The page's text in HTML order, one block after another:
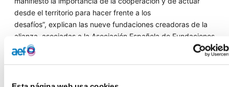
desde el territorio para hacer frente a los
desafíos”, explican las nueve fundaciones creadoras de la
alianza, asociadas a la Asociación Española de Fundaciones
(AEF).Una relación que, subraya
Rosa Gallego, directora de
Relaciones Internacionales y Fundaciones Comunitarias de
valor de la confianza, en este caso, en la Fundació